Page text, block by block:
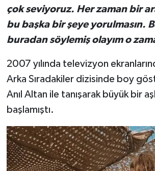
çok seviyoruz. Her zaman bir
bu başka bir şeye yorulmasın.
buradan söylemiş olayım o
2007 yılında televizyon
Arka Sıradakiler dizisinde boy
Anıl Altan ile tanışarak büyük bir
başlamıştı.